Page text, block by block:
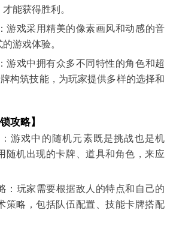
能获得胜利。
游戏采用精美的像素画风和动感的音
游戏体验。
游戏中拥有众多不同特性的角色和超
构筑技能，为玩家提供多样的选择和
攻略】
游戏中的随机元素既是挑战也是机
随机出现的卡牌、道具和角色，来应
：玩家需要根据敌人的特点和自己的
策略，包括队伍配置、技能卡牌搭配